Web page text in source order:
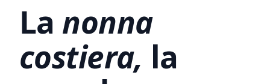
La nonna
costiera, la